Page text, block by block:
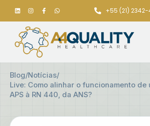
+55 (21)
Blog/Notícias/
Live: Como alinhar o funcionamento de
APS à RN 440, da ANS?